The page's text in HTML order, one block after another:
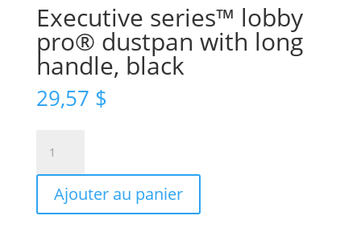
Executive series™ lobby
pro® dustpan with long
handle, black
29,57 $
Executive
series™
lobby
Ajouter au panier